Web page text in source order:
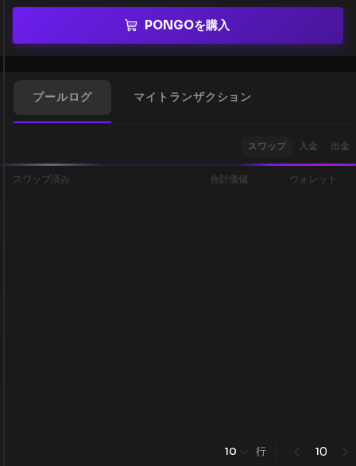
PONGOを購入
プールログ マイトランザクション
スワップ 入金 出金
スワップ済み 合計価値 ウォレット
10 行 10